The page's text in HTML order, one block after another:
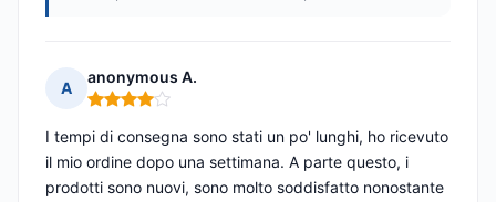
A
anonymous A.
Nota: 4 su 5
I tempi di consegna sono stati un po' lunghi, ho ricevuto
il mio ordine dopo una settimana. A parte questo, i
prodotti sono nuovi, sono molto soddisfatto nonostante